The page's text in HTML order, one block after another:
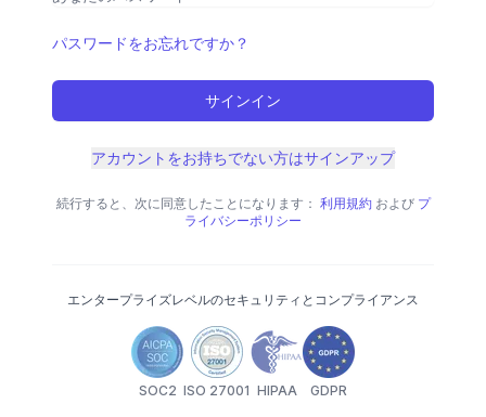
パスワードをお忘れですか？
サインイン
アカウントをお持ちでない方はサインアップ
続行すると、次に同意したことになります： 利用規約 および プ
ライバシーポリシー
エンタープライズレベルのセキュリティとコンプライアンス
SOC2 ISO 27001 HIPAA GDPR